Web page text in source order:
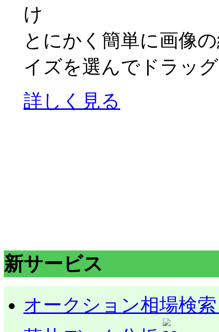
とにかく簡単に画像
イズを選んでドラッ
詳しく見る
新サービス
オークション相場検